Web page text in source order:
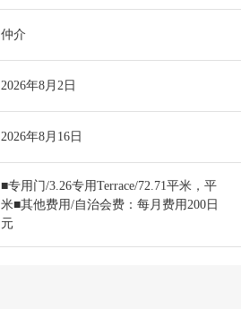
仲介
2026年8月2日
2026年8月16日
■专用门/3.26专用Terrace/72.71平米，平
米■其他费用/自治会费：每月费用200日
元